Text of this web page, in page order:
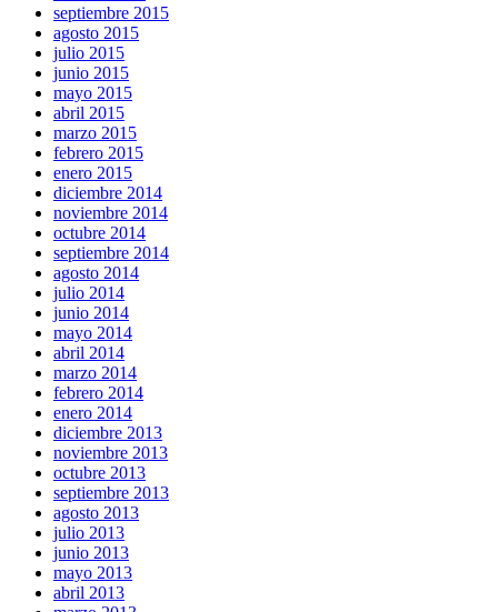
septiembre 2015
agosto 2015
julio 2015
junio 2015
mayo 2015
abril 2015
marzo 2015
febrero 2015
enero 2015
diciembre 2014
noviembre 2014
octubre 2014
septiembre 2014
agosto 2014
julio 2014
junio 2014
mayo 2014
abril 2014
marzo 2014
febrero 2014
enero 2014
diciembre 2013
noviembre 2013
octubre 2013
septiembre 2013
agosto 2013
julio 2013
junio 2013
mayo 2013
abril 2013